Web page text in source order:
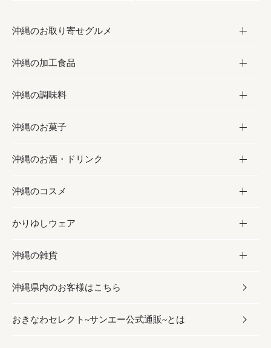
沖縄のお取り寄せグルメ
お取り寄せグルメ
フルーツ・野菜
お肉
海産物
沖縄の加工食品
加工食品
缶詰／パウチ
沖縄料理
沖縄そば／乾麺
レトルト食品
乾物／粉類
沖縄の調味料
調味料
砂糖／黒砂糖
塩
お酢／ドレッシング
しょうゆ
みそ
だし／スパイス／島唐辛子
沖縄のお菓子
お菓子
黒糖
ちんすこう
伝統菓子
スナック
おつまみ
沖縄のお酒・ドリンク
お酒・ドリンク
泡盛
ビール・チューハイ
ワイン・ウィスキー・カクテル
ドリンク
沖縄のコスメ
コスメ
スキンケア
ボディケア
ヘアケア
かりゆしウェア
かりゆしウェア
メンズ
レディース
沖縄の雑貨
雑貨
沖縄ファッション
沖縄県内のお客様はこちら
おきなわセレクト~サンエー公式通販~とは